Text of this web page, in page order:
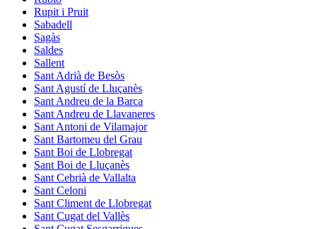
Rupit i Pruit
Sabadell
Sagàs
Saldes
Sallent
Sant Adrià de Besòs
Sant Agustí de Lluçanès
Sant Andreu de la Barca
Sant Andreu de Llavaneres
Sant Antoni de Vilamajor
Sant Bartomeu del Grau
Sant Boi de Llobregat
Sant Boi de Lluçanès
Sant Cebrià de Vallalta
Sant Celoni
Sant Climent de Llobregat
Sant Cugat del Vallès